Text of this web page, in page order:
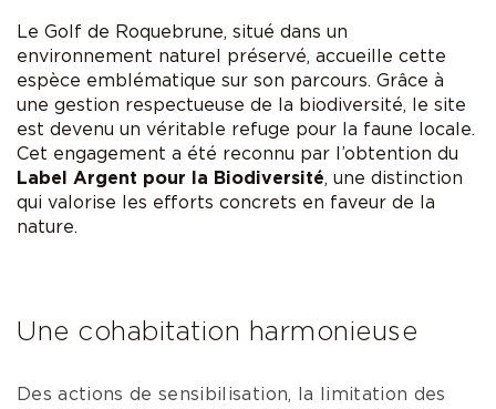
Le Golf de Roquebrune, situé dans un
environnement naturel préservé, accueille cette
espèce emblématique sur son parcours. Grâce à
une gestion respectueuse de la biodiversité, le site
est devenu un véritable refuge pour la faune locale.
Cet engagement a été reconnu par l’obtention du
Label Argent pour la Biodiversité, une distinction
qui valorise les efforts concrets en faveur de la
nature.
Une cohabitation harmonieuse
Des actions de sensibilisation, la limitation des